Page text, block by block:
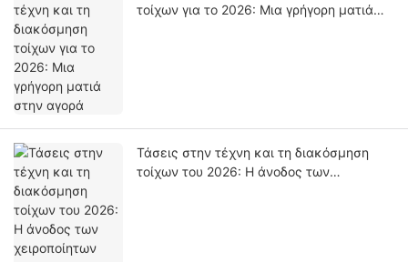
τοίχων για το 2026: Μια γρήγορη ματιά
Τάσεις στην τέχνη και τη διακόσμηση
τοίχων του 2026: Η άνοδος των